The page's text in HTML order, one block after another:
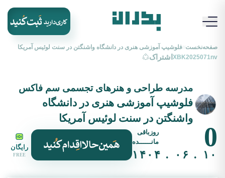
صفحه‌نخست//فلوشیپ آموزشی هنری در دانشگاه واشنگتن در سنت لوئیس آمریکا
XBK2025071nv اشتراک
مدرسه طراحی و هنرهای تجسمی سم فاکس
فلوشیپ آموزشی هنری در دانشگاه
واشنگتن در سنت لوئیس آمریکا
0
روزباقی
مانــــــده
۱۰ . ۰۶ . ۱۴۰۴
رایگان
FREE